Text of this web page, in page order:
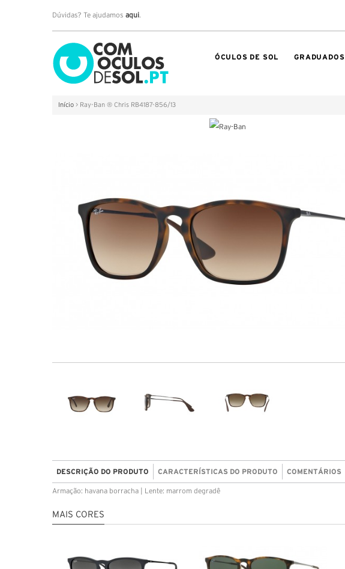
Dúvidas? Te ajudamos aqui.
ÓCULOS DE SOL GRADUADOS
Início > Ray-Ban ® Chris RB4187-856/13
DESCRIÇÃO DO PRODUTO CARACTERÍSTICAS DO PRODUTO COMENTÁRIOS
Armação: havana borracha | Lente: marrom degradê
MAIS CORES